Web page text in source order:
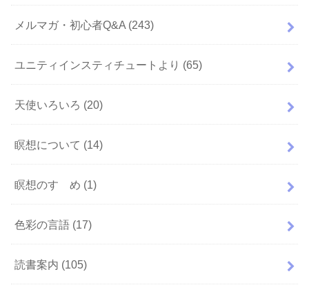
メルマガ・初心者Q&A (243)
ユニティインスティチュートより (65)
天使いろいろ (20)
瞑想について (14)
瞑想のすゝめ (1)
色彩の言語 (17)
読書案内 (105)